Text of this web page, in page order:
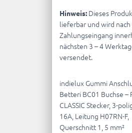
Hinweis: Dieses
lieferbar und wird nach
Zahlungseingang
nächsten 3 – 4
versendet.
indielux Gummi
Betteri BC01 Buchse –
CLASSIC Stecker, 3-
16A, Leitung H07RN-F,
Querschnitt 1, 5 mm²